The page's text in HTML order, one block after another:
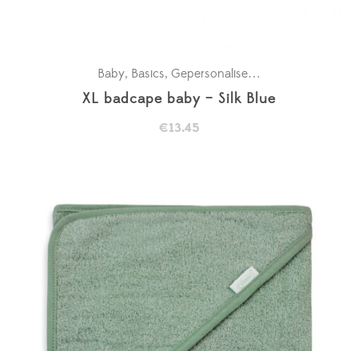
Baby, Basics, Gepersonaliseerde badcapes
XL badcape baby – Silk Blue
€13.45